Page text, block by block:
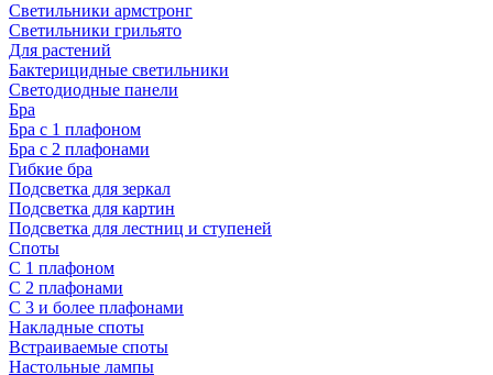
Светильники армстронг
Светильники грильято
Для растений
Бактерицидные светильники
Светодиодные панели
Бра
Бра с 1 плафоном
Бра с 2 плафонами
Гибкие бра
Подсветка для зеркал
Подсветка для картин
Подсветка для лестниц и ступеней
Споты
С 1 плафоном
С 2 плафонами
С 3 и более плафонами
Накладные споты
Встраиваемые споты
Настольные лампы